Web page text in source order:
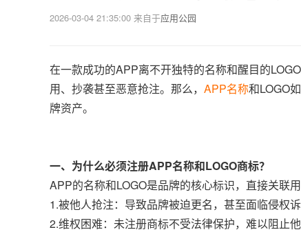
2026-03-04 21:35:00 来自于应用公园
在一款成功的APP离不开独特的名称和醒目的
用、抄袭甚至恶意抢注。那么， APP名称和LOGO
牌资产。
一、为什么必须注册APP名称和LOGO商标？
APP的名称和LOGO是品牌的核心标识，直接关联
1.被他人抢注：导致品牌被迫更名，甚至面临侵权诉
2.维权困难：未注册商标不受法律保护，难以阻止他